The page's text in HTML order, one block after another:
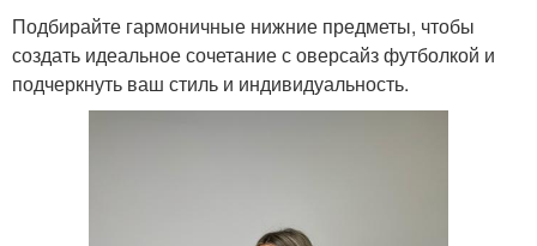
Подбирайте гармоничные нижние предметы, чтобы
создать идеальное сочетание с оверсайз футболкой и
подчеркнуть ваш стиль и индивидуальность.